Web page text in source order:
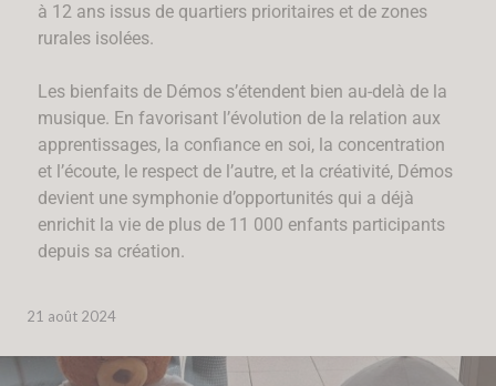
à 12 ans issus de quartiers prioritaires et de zones
rurales isolées.
Les bienfaits de Démos s’étendent bien au-delà de la
musique. En favorisant l’évolution de la relation aux
apprentissages, la confiance en soi, la concentration
et l’écoute, le respect de l’autre, et la créativité, Démos
devient une symphonie d’opportunités qui a déjà
enrichit la vie de plus de 11 000 enfants participants
depuis sa création.
21 août 2024